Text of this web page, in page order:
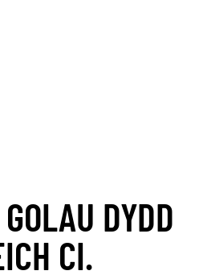
DYDD
CI.